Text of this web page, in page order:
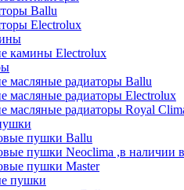
Ballu
Electrolux
камины Electrolux
масляные радиаторы Ballu
масляные радиаторы Electrolux
масляные радиаторы Royal
пушки Ballu
пушки Neoclima ,в наличии
пушки Master
пушки